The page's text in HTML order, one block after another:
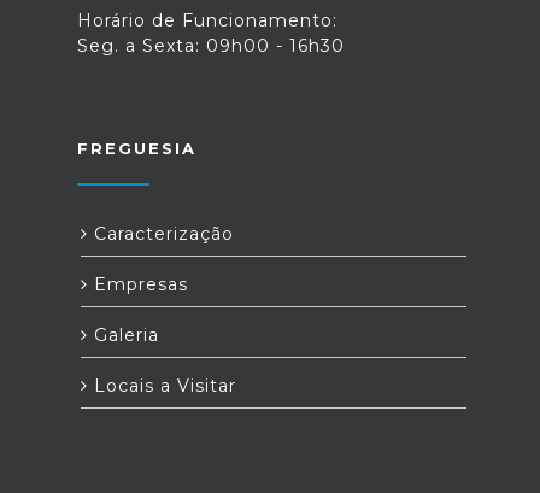
Horário de Funcionamento:
Seg. a Sexta: 09h00 - 16h30
FREGUESIA
Caracterização
Empresas
Galeria
Locais a Visitar